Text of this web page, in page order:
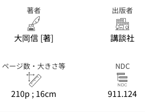
著者
大岡信 [著]
出版者
講談社
ページ数・大きさ等
210p ; 16cm
NDC
911.124